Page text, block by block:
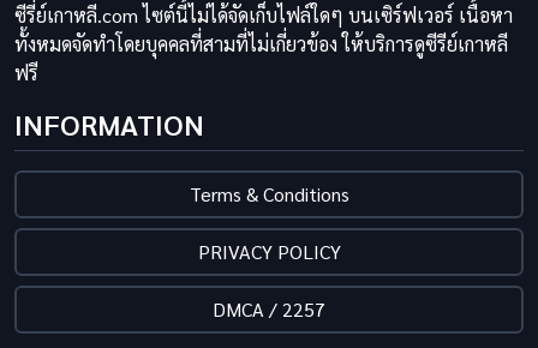
ซีรี่ย์เกาหลี.com ไซต์นี้ไม่ได้จัดเก็บไฟล์ใดๆ บนเซิร์ฟเวอร์ เนื้อหา
ทั้งหมดจัดทำโดยบุคคลที่สามที่ไม่เกี่ยวข้อง ให้บริการดูซีรีย์เกาหลี
ฟรี
INFORMATION
Terms & Conditions
PRIVACY POLICY
DMCA / 2257